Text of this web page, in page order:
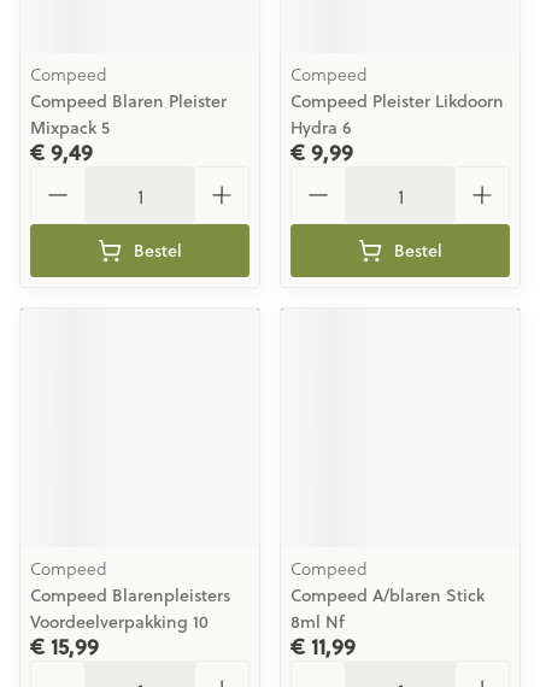
Compeed
Compeed Blaren Pleister
Mixpack 5
€ 9,49
Bestel
Compeed
Compeed Pleister Likdoorn
Hydra 6
€ 9,99
Bestel
Compeed
Compeed Blarenpleisters
Voordeelverpakking 10
€ 15,99
Compeed
Compeed A/blaren Stick
8ml Nf
€ 11,99